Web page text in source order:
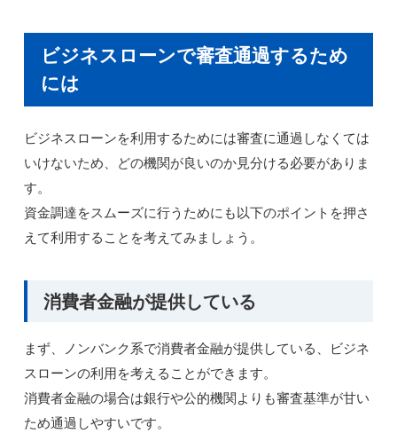
ビジネスローンで審査通過するため
には
ビジネスローンを利用するためには審査に通過しなくては
いけないため、どの機関が良いのか見分ける必要がありま
す。
資金調達をスムーズに行うためにも以下のポイントを押さ
えて利用することを考えてみましょう。
消費者金融が提供している
まず、ノンバンク系で消費者金融が提供している、ビジネ
スローンの利用を考えることができます。
消費者金融の場合は銀行や公的機関よりも審査基準が甘い
ため通過しやすいです。